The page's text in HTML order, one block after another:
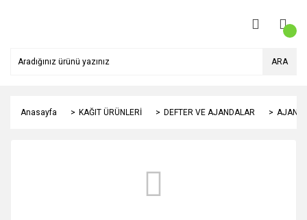
ARA
Anasayfa KAĞIT ÜRÜNLERİ DEFTER VE AJANDALAR